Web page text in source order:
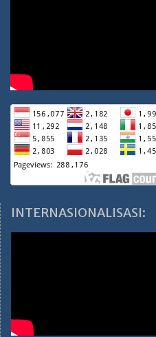
INTERNASIONALISASI: